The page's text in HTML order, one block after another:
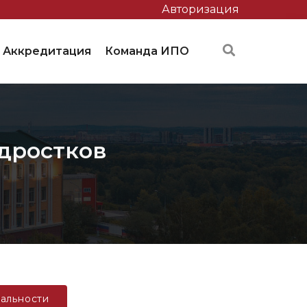
Авторизация
Аккредитация Команда ИПО